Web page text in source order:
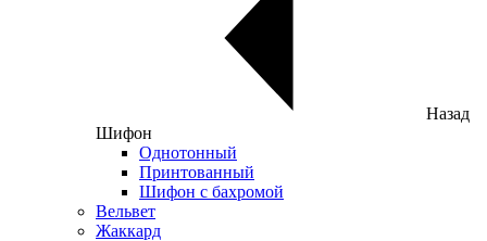
Назад
Шифон
Однотонный
Принтованный
Шифон с бахромой
Вельвет
Жаккард